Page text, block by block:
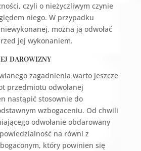
czyli o nieżyczliwym czynie
niego. W przypadku
można ją odwołać
jej wykonaniem.
darowizny
zagadnienia warto jeszcze
przedmiotu odwołanej
nastąpić stosownie do
wzbogaceniu. Od chwili
odwołanie obdarowany
na równi z
który powinien się